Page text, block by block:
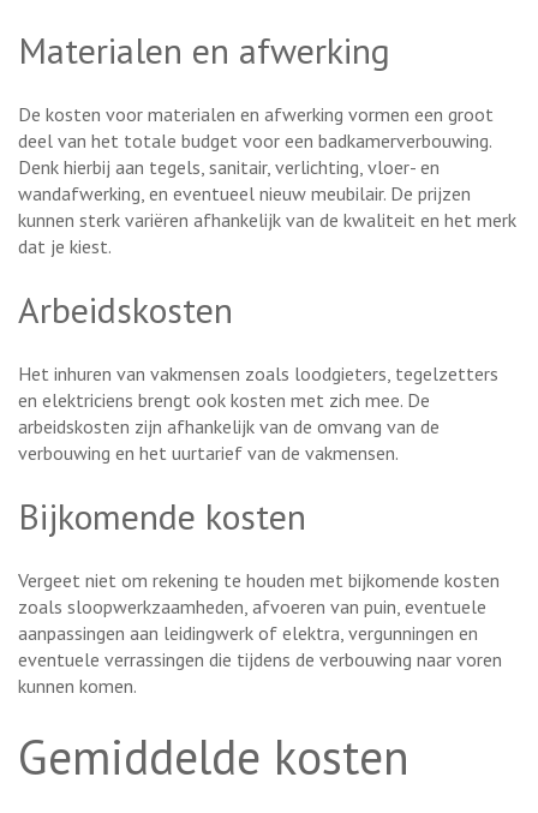
Materialen en afwerking
De kosten voor materialen en afwerking vormen een groot
deel van het totale budget voor een badkamerverbouwing.
Denk hierbij aan tegels, sanitair, verlichting, vloer- en
wandafwerking, en eventueel nieuw meubilair. De prijzen
kunnen sterk variëren afhankelijk van de kwaliteit en het merk
dat je kiest.
Arbeidskosten
Het inhuren van vakmensen zoals loodgieters, tegelzetters
en elektriciens brengt ook kosten met zich mee. De
arbeidskosten zijn afhankelijk van de omvang van de
verbouwing en het uurtarief van de vakmensen.
Bijkomende kosten
Vergeet niet om rekening te houden met bijkomende kosten
zoals sloopwerkzaamheden, afvoeren van puin, eventuele
aanpassingen aan leidingwerk of elektra, vergunningen en
eventuele verrassingen die tijdens de verbouwing naar voren
kunnen komen.
Gemiddelde kosten